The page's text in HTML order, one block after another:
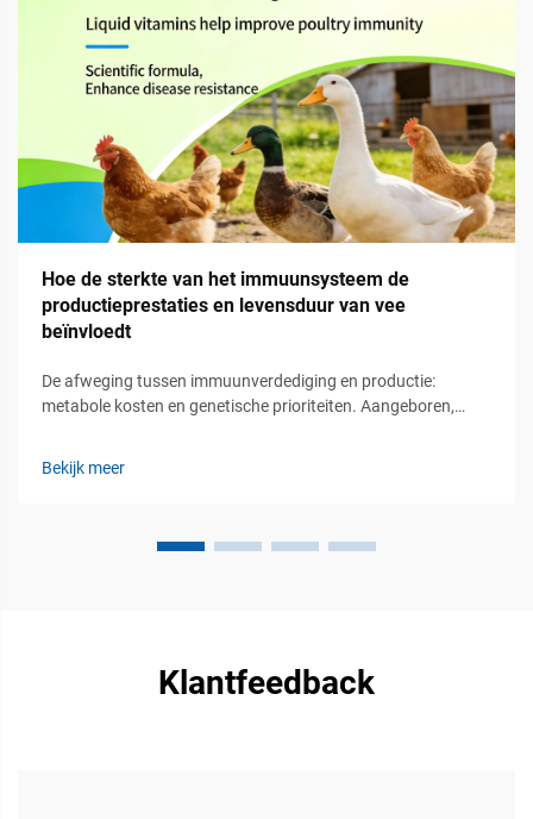
Hoe de sterkte van het immuunsysteem de
productieprestaties en levensduur van vee
beïnvloedt
De afweging tussen immuunverdediging en productie:
metabole kosten en genetische prioriteiten. Aangeboren,
vee werkt via drie hoofdverdedigingslinies. Eerst...
Bekijk meer
Klantfeedback